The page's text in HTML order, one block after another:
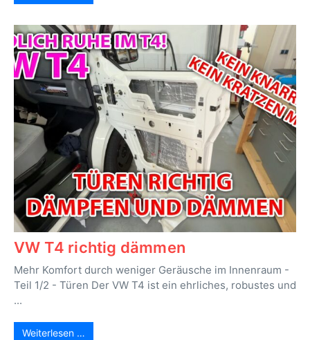
VW T4 richtig dämmen
Mehr Komfort durch weniger Geräusche im Innenraum -
Teil 1/2 - Türen Der VW T4 ist ein ehrliches, robustes und
...
Weiterlesen …